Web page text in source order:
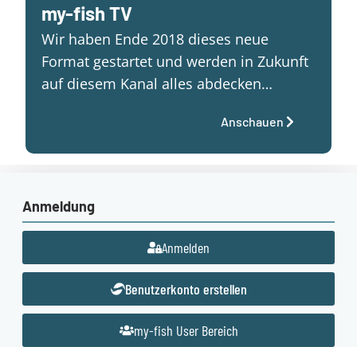
my-fish TV
Wir haben Ende 2018 dieses neue
Format gestartet und werden in Zukunft
auf diesem Kanal alles abdecken…
Anschauen
Anmeldung
Anmelden
Benutzerkonto erstellen
my-fish User Bereich